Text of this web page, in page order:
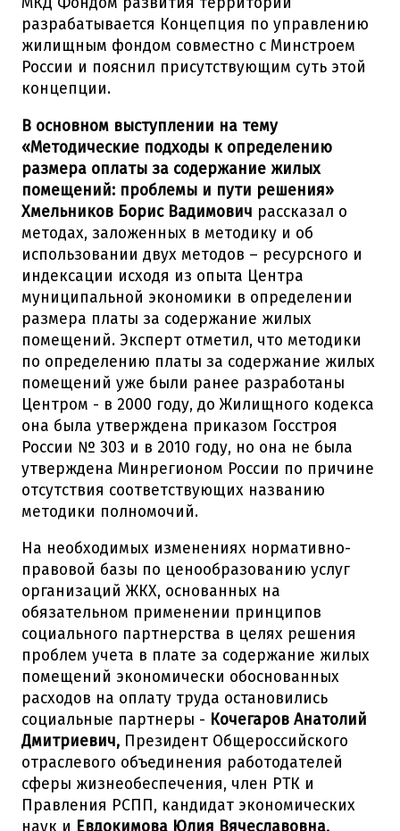
разрабатывается Концепция по управлению
жилищным фондом совместно с Минстроем
России и пояснил присутствующим суть этой
концепции.
В основном выступлении на тему
«Методические подходы к определению
размера оплаты за содержание жилых
помещений: проблемы и пути решения»
Хмельников Борис Вадимович рассказал о
методах, заложенных в методику и об
использовании двух методов – ресурсного и
индексации исходя из опыта Центра
муниципальной экономики в определении
размера платы за содержание жилых
помещений. Эксперт отметил, что методики
по определению платы за содержание жилых
помещений уже были ранее разработаны
Центром - в 2000 году, до Жилищного кодекса
она была утверждена приказом Госстроя
России № 303 и в 2010 году, но она не была
утверждена Минрегионом России по причине
отсутствия соответствующих названию
методики полномочий.
На необходимых изменениях нормативно-
правовой базы по ценообразованию услуг
организаций ЖКХ, основанных на
обязательном применении принципов
социального партнерства в целях решения
проблем учета в плате за содержание жилых
помещений экономически обоснованных
расходов на оплату труда остановились
социальные партнеры - Кочегаров Анатолий
Дмитриевич, Президент Общероссийского
отраслевого объединения работодателей
сферы жизнеобеспечения, член РТК и
Правления РСПП, кандидат экономических